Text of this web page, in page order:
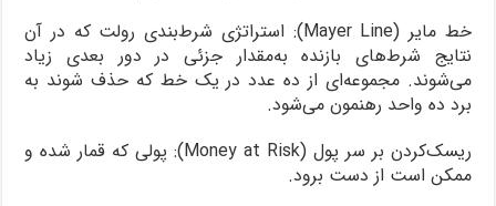
خط مایر (Mayer Line): استراتژی شرط‌بندی رولت که در آن
نتایج شرط‌های بازنده به‌مقدار جزئی در دور بعدی زیاد
می‌شوند. مجموعه‌ای از ده عدد در یک خط که حذف شوند به
برد ده واحد رهنمون می‌شود.
ریسک‌کردن بر سر پول (Money at Risk): پولی که قمار شده و
ممکن است از دست برود.